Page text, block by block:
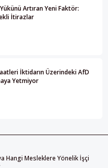
Artıran Yeni Faktör:
İtirazlar
İktidarın Üzerindeki AfD
Yetmiyor
Hangi Mesleklere Yönelik İşçi